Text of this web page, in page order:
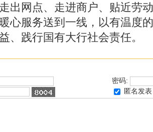
出网点、走进商户、贴近劳
心服务送到一线，以有温度
、践行国有大行社会责任。
密码:
匿名发表